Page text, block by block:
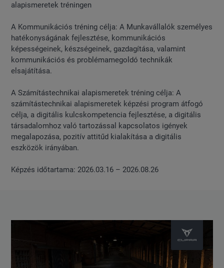
alapismeretek tréningen
A Kommunikációs tréning célja: A Munkavállalók személyes
hatékonyságának fejlesztése, kommunikációs
képességeinek, készségeinek, gazdagítása, valamint
kommunikációs és problémamegoldó technikák
elsajátítása.
A Számítástechnikai alapismeretek tréning célja: A
számítástechnikai alapismeretek képzési program átfogó
célja, a digitális kulcskompetencia fejlesztése, a digitális
társadalomhoz való tartozással kapcsolatos igények
megalapozása, pozitív attitűd kialakítása a digitális
eszközök irányában.
Képzés időtartama: 2026.03.16 – 2026.08.26